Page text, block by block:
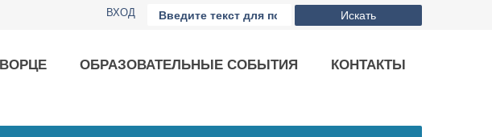
Искать
ВХОД
ОБРАЗОВАТЕЛЬНЫЕ СОБЫТИЯ КОНТАКТЫ